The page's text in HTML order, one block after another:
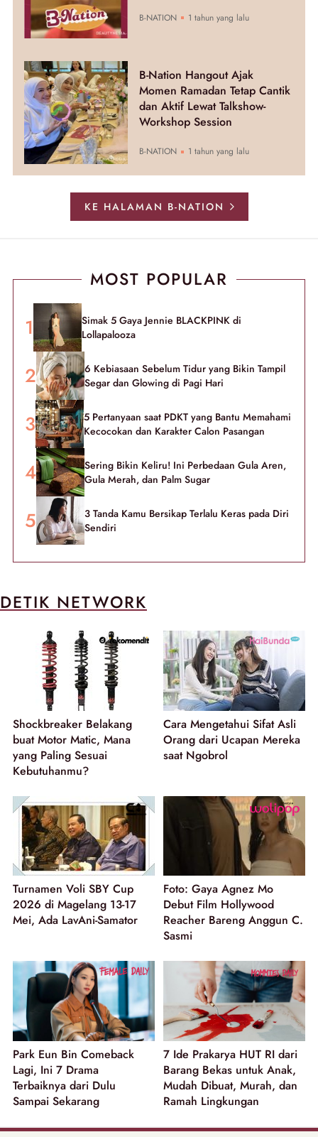
B-NATION 1 tahun yang lalu
B-Nation Hangout Ajak
Momen Ramadan Tetap Cantik
dan Aktif Lewat Talkshow-
Workshop Session
B-NATION 1 tahun yang lalu
KE HALAMAN B-NATION
MOST POPULAR
Simak 5 Gaya Jennie BLACKPINK di
Lollapalooza
6 Kebiasaan Sebelum Tidur yang Bikin Tampil
Segar dan Glowing di Pagi Hari
5 Pertanyaan saat PDKT yang Bantu Memahami
Kecocokan dan Karakter Calon Pasangan
Sering Bikin Keliru! Ini Perbedaan Gula Aren,
Gula Merah, dan Palm Sugar
3 Tanda Kamu Bersikap Terlalu Keras pada Diri
Sendiri
DETIK NETWORK
Shockbreaker Belakang
buat Motor Matic, Mana
yang Paling Sesuai
Kebutuhanmu?
Cara Mengetahui Sifat Asli
Orang dari Ucapan Mereka
saat Ngobrol
Turnamen Voli SBY Cup
2026 di Magelang 13-17
Mei, Ada LavAni-Samator
Foto: Gaya Agnez Mo
Debut Film Hollywood
Reacher Bareng Anggun C.
Sasmi
Park Eun Bin Comeback
Lagi, Ini 7 Drama
Terbaiknya dari Dulu
Sampai Sekarang
7 Ide Prakarya HUT RI dari
Barang Bekas untuk Anak,
Mudah Dibuat, Murah, dan
Ramah Lingkungan